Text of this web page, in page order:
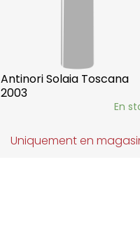
Antinori Solaia Toscana
2003
En
Uniquement en